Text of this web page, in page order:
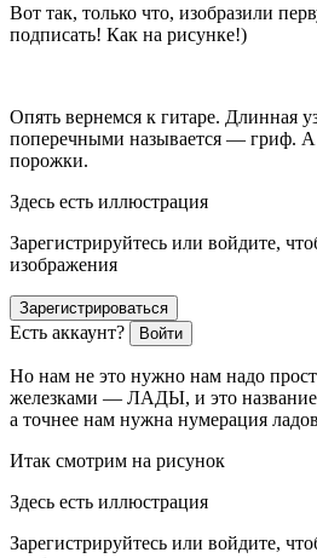
Вот так, только что, изобразили
подписать! Как на рисунке!)
Опять вернемся к гитаре. Длинная
поперечными называется — гриф. А
порожки.
Здесь есть иллюстрация
Зарегистрируйтесь или войдите,
изображения
Зарегистрироваться
Есть аккаунт? Войти
Но нам не это нужно нам надо
железками — ЛАДЫ, и это
а точнее нам нужна нумерация
Итак смотрим на рисунок
Здесь есть иллюстрация
Зарегистрируйтесь или войдите,